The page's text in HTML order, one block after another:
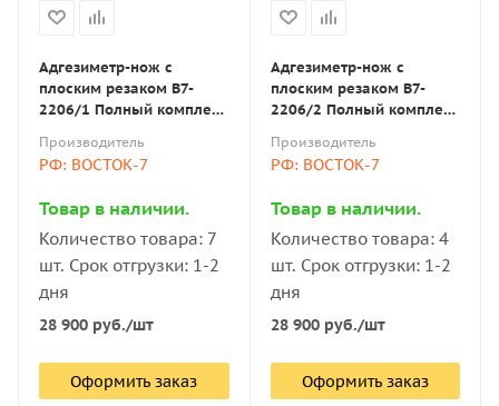
Адгезиметр-нож с
плоским резаком В7-
2206/1 Полный комплект,
мм)
Производитель
РФ: ВОСТОК-7
Товар в наличии.
Количество товара: 7
шт. Срок отгрузки: 1-2
дня
28 900 руб./шт
Оформить заказ
Адгезиметр-нож с
плоским резаком В7-
2206/2 Полный комплект,
мм)
Производитель
РФ: ВОСТОК-7
Товар в наличии.
Количество товара: 4
шт. Срок отгрузки: 1-2
дня
28 900руб./шт
Оформить заказ